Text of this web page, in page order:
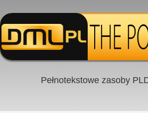
Pełnotekstowe zasoby